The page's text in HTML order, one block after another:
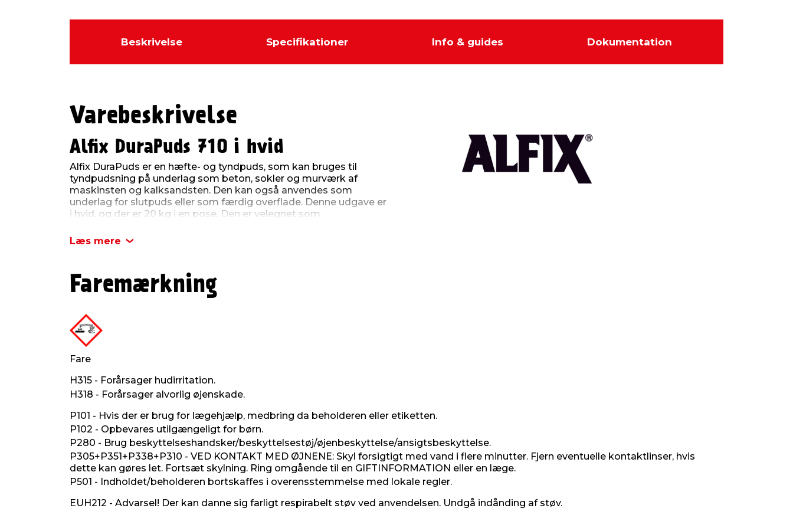
Beskrivelse Specifikationer Info & guides Dokumentation
Varebeskrivelse
Alfix DuraPuds 710 i hvid
Alfix DuraPuds er en hæfte- og tyndpuds, som kan bruges til
tyndpudsning på underlag som beton, sokler og murværk af
maskinsten og kalksandsten. Den kan også anvendes som
underlag for slutpuds eller som færdig overflade. Denne udgave er
i hvid, og der er 20 kg i en pose. Den er velegnet som
Alfix DuraPuds 710 kan anvendes både ude og inde.
Produktdetaljer:
Farve: Hvid
Indhold: 20 kg
Arbejdstemperatur: +5°C - +25°C
Tørretid: 24 timer ved min. +15°C - fuldt belastbar efter 7 døgn
ved min. +15°C
Læs mere
Faremærkning
Fare
H315 - Forårsager hudirritation.
H318 - Forårsager alvorlig øjenskade.
P101 - Hvis der er brug for lægehjælp, medbring da beholderen eller etiketten.
P102 - Opbevares utilgængeligt for børn.
P280 - Brug beskyttelseshandsker/beskyttelsestøj/øjenbeskyttelse/ansigtsbeskyttelse.
P305+P351+P338+P310 - VED KONTAKT MED ØJNENE: Skyl forsigtigt med vand i flere minutter. Fjern eventuelle kontaktlinser, hvis
dette kan gøres let. Fortsæt skylning. Ring omgående til en GIFTINFORMATION eller en læge.
P501 - Indholdet/beholderen bortskaffes i overensstemmelse med lokale regler.
EUH212 - Advarsel! Der kan danne sig farligt respirabelt støv ved anvendelsen. Undgå indånding af støv.